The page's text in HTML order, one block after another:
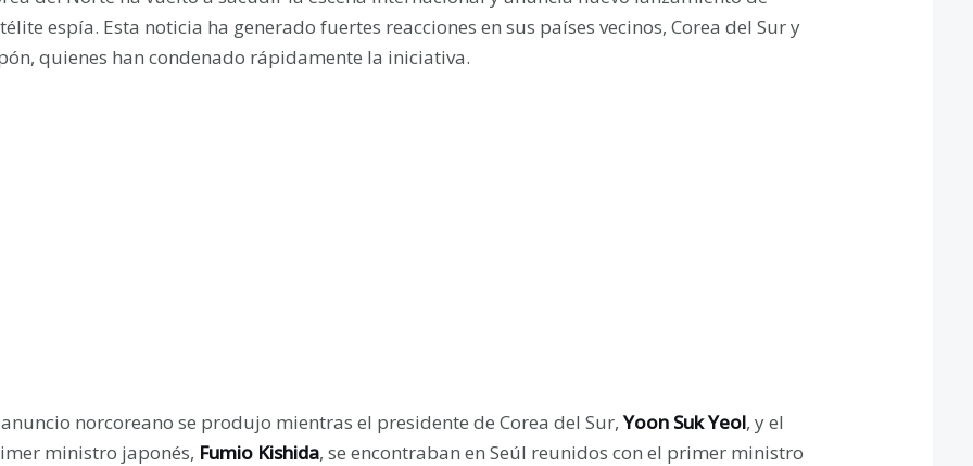
espía. Esta noticia ha generado fuertes reacciones en sus países vecinos, Corea del Sur y
quienes han condenado rápidamente la iniciativa.
norcoreano se produjo mientras el presidente de Corea del Sur, Yoon Suk Yeol, y el
ministro japonés, Fumio Kishida, se encontraban en Seúl reunidos con el primer ministro